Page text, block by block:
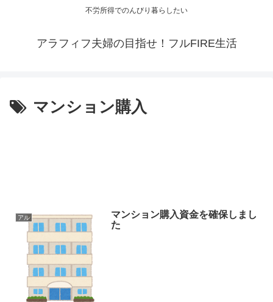
不労所得でのんびり暮らしたい
アラフィフ夫婦の目指せ！フルFIRE生活
マンション購入
アル
マンション購入資金を確保しまし
た